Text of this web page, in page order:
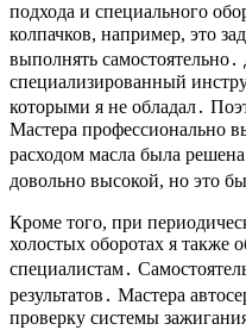
подхода и специального
колпачков, например, это
выполнять
специализированный
которыми я не обладал․
Мастера профессионально
расходом масла была
довольно высокой, но это
Кроме того, при
холостых оборотах я также
специалистам․
результатов․ Мастера
проверку системы